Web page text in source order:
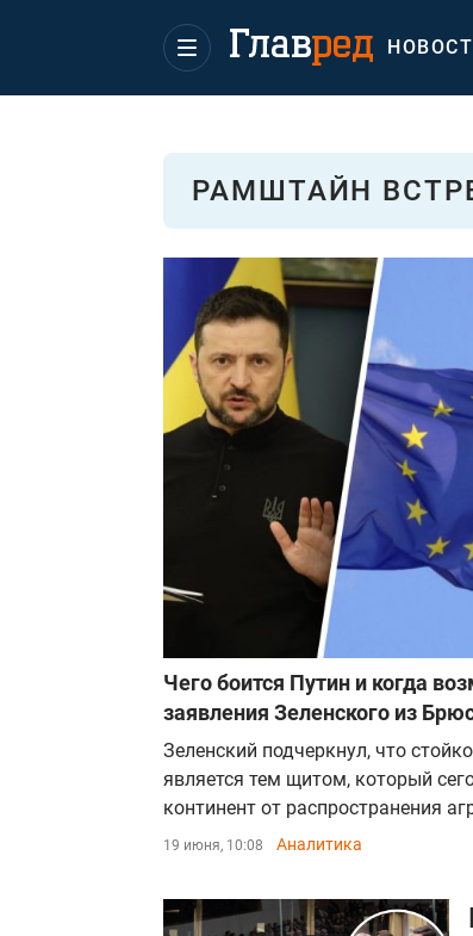
РАМШТАЙН
Чего боится Путин и когда
заявления Зеленского из
Зеленский подчеркнул, что
является тем щитом, который
континент от распространения
19 июня, 10:08 Аналитика